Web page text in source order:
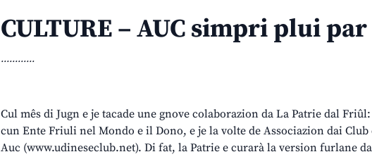
CULTURE – AUC simpri plui
............
Cul mês di Jugn e je tacade une gnove colaborazion da La Patrie dal
cun Ente Friuli nel Mondo e il Dono, e je la volte de Associazion dai
Auc (www.udineseclub.net). Di fat, la Patrie e curarà la version furlane